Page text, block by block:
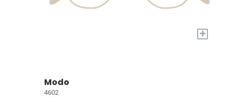
+
Modo
4602